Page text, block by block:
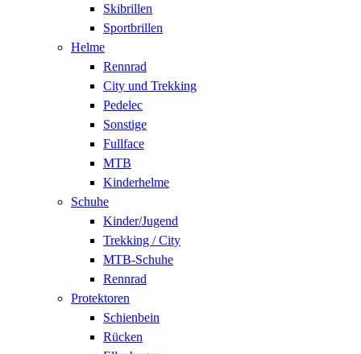
Skibrillen
Sportbrillen
Helme
Rennrad
City und Trekking
Pedelec
Sonstige
Fullface
MTB
Kinderhelme
Schuhe
Kinder/Jugend
Trekking / City
MTB-Schuhe
Rennrad
Protektoren
Schienbein
Rücken